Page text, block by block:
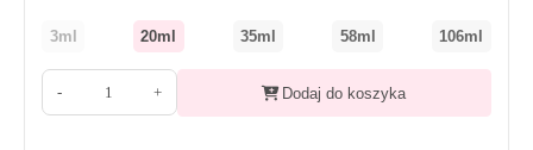
3ml 20ml 35ml 58ml 106ml
- + Dodaj do koszyka